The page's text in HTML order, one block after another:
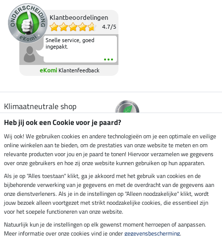
Klantbeoordelingen
4.7/5
Snelle service, goed
ingepakt.
eKomi Klantenfeedback
Klimaatneutrale shop
Verzending per
Veilig betalen met
Impressum
Heb jij ook een Cookie voor je paard?
Wij ook! We gebruiken cookies en andere technologieën om je een optimale en veilige
online winkelen aan te bieden, om de prestaties van onze website te meten en om
relevante producten voor jou en je paard te tonen! Hiervoor verzamelen we gegevens
over onze gebruikers en hoe zij onze website kunnen gebruiken op hun apparaten.
Als je op "Alles toestaan" klikt, ga je akkoord met het gebruik van cookies en de
bijbehorende verwerking van je gegevens en met de overdracht van de gegevens aan
onze dienstverleners. Als je in de instellingen op "Alleen noodzakelijke" klikt, wordt
jouw bezoek alleen voortgezet met strikt noodzakelijke cookies, die essentieel zijn
voor het soepele functioneren van onze website.
Natuurlijk kun je de instellingen op elk gewenst moment herroepen of aanpassen.
Meer informatie over onze cookies vind je ondergegevensbescherming.